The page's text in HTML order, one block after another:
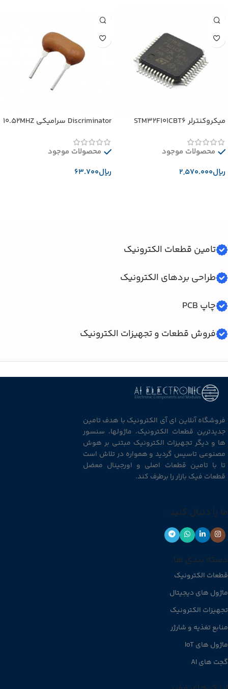
میکروکنترلر STM32F101CBT6
محصولات موجود
﷼
Discriminator سرامیکی 10.52MHZ
محصولات موجود
﷼
تامین قطعات الکترونیک
طراحی بردهای الکترونیک
چاپ PCB
فروش قطعات و تجهیزات الکترونیک
فروشگاه آنلاین ای آی الکترونیک با هدف تامین
جدیدترین قطعات الکترونیک، ماژولها، سنسور
ها و دیگر تجهیزات الکترونیک مبتنی بر هوش
مصنوعی تاسیس گردید و همواره در تلاش است
تا با تامین قطعات اصلی و اورجینال معضل
قطعات فیک بازار را برطرف کند.
ما را دنبال کنید :
دسته بندی ها
قطعات الکترونیک
ماژول های دیجیتال
تجهیزات الکترونیک
منابع تغذیه و شارژر
ماژول های IoT
گجت های AI